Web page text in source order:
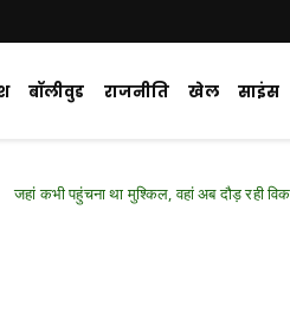
बॉलीवुड राजनीति खेल साइंस
मुश्किल, वहां अब दौड़ रही विकास की राह; बदल